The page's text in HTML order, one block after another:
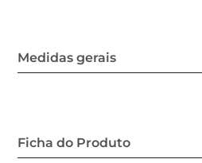
Medidas gerais
Ficha do Produto